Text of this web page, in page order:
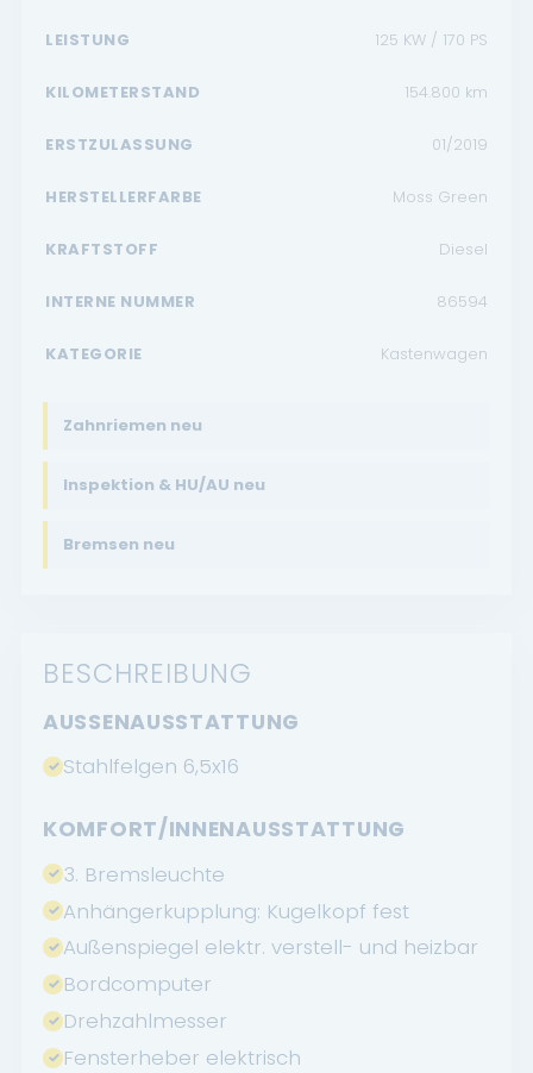
LEISTUNG 125 KW / 170 PS
KILOMETERSTAND 154.800 km
ERSTZULASSUNG 01/2019
HERSTELLERFARBE Moss Green
KRAFTSTOFF Diesel
INTERNE NUMMER 86594
KATEGORIE Kastenwagen
Zahnriemen neu
Inspektion & HU/AU neu
Bremsen neu
BESCHREIBUNG
AUSSENAUSSTATTUNG
Stahlfelgen 6,5x16
KOMFORT/INNENAUSSTATTUNG
3. Bremsleuchte
Anhängerkupplung: Kugelkopf fest
Außenspiegel elektr. verstell- und heizbar
Bordcomputer
Drehzahlmesser
Fensterheber elektrisch